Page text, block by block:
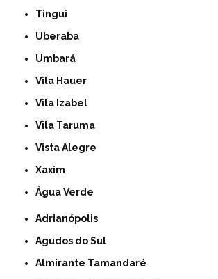
Tingui
Uberaba
Umbará
Vila Hauer
Vila Izabel
Vila Taruma
Vista Alegre
Xaxim
Água Verde
Adrianópolis
Agudos do Sul
Almirante Tamandaré